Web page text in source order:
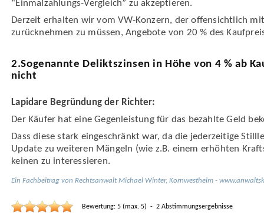
“Einmalzahlungs-Vergleich” zu akzeptieren.
Derzeit erhalten wir vom VW-Konzern, der offen­sichtlich
zurück­nehmen zu müssen, Angebote von 20 % des
2.Sogenannte Deliktszinsen in Höhe von 4 % ab
nicht
Lapidare Begründung der Richter:
Der Käufer hat eine Gegen­leistung für das bezahlte Geld
Dass diese stark eingeschränkt war, da die jederzeitige
Update zu weiteren Mängeln (wie z.B. einem erhöhten
keinen zu interessieren.
Ein Fachbeitrag vonRechtsanwalt Michael Winter,Kornwestheim -
Bewertung:5 (max.5)-2 Abstimmungsergebnisse